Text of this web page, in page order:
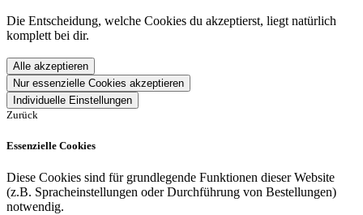
Die Entscheidung, welche Cookies du akzeptierst, liegt natürlich
komplett bei dir.
Alle akzeptieren
Nur essenzielle Cookies akzeptieren
Individuelle Einstellungen
Zurück
Essenzielle Cookies
Diese Cookies sind für grundlegende Funktionen dieser Website
(z.B. Spracheinstellungen oder Durchführung von Bestellungen)
notwendig.